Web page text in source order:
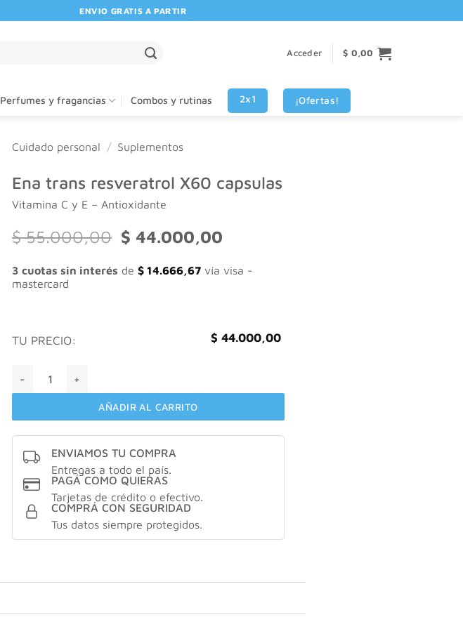
ENVIO GRATIS A PARTIR DE $80.000! 🚚 | 💳 3 CUOTAS SIN INTERES VISA - MASTERCARD
Acceder $ 0,00
Perfumes y fragancias Combos y rutinas 2x1 ¡Ofertas!
Cuidado personal / Suplementos
Ena trans resveratrol X60 capsulas
Vitamina C y E – Antioxidante
$55.000,00 El
precio
original
era:
$ 44.000,00
actual
es:
3 cuotas sin interés de $ 14.666,67 vía visa -
mastercard
TU PRECIO: $ 44.000,00
AÑADIR AL CARRITO
ENVIAMOS TU COMPRA
Entregas a todo el país.
PAGÁ COMO QUIERAS
Tarjetas de crédito o efectivo.
COMPRÁ CON SEGURIDAD
Tus datos siempre protegidos.